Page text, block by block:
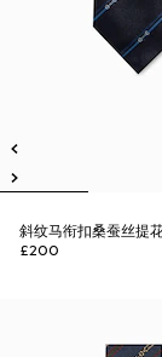
斜纹马衔扣桑蚕丝提
£200